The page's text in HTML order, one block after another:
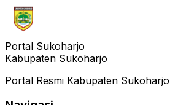
Portal Sukoharjo
Kabupaten Sukoharjo
Portal Resmi Kabupaten Sukoharjo